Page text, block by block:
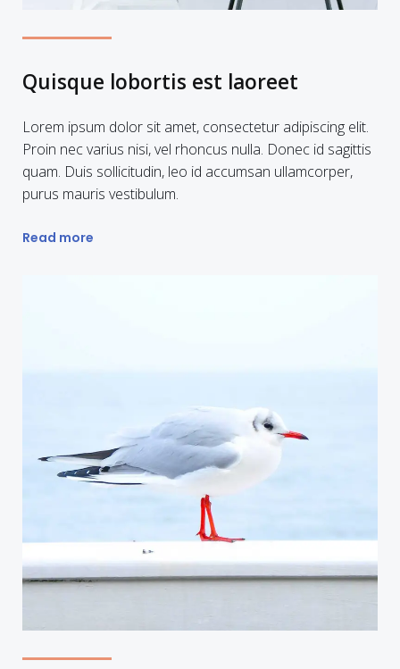
Quisque lobortis est laoreet
Lorem ipsum dolor sit amet, consectetur adipiscing elit.
Proin nec varius nisi, vel rhoncus nulla. Donec id sagittis
quam. Duis sollicitudin, leo id accumsan ullamcorper,
purus mauris vestibulum.
Read more